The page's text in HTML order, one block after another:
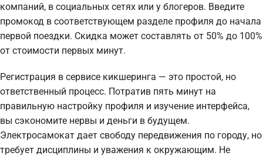
компаний, в социальных сетях или у блогеров. Введите
промокод в соответствующем разделе профиля до начала
первой поездки. Скидка может составлять от 50% до 100%
от стоимости первых минут.
Регистрация в сервисе кикшеринга — это простой, но
ответственный процесс. Потратив пять минут на
правильную настройку профиля и изучение интерфейса,
вы сэкономите нервы и деньги в будущем.
Электросамокат дает свободу передвижения по городу, но
требует дисциплины и уважения к окружающим. Не